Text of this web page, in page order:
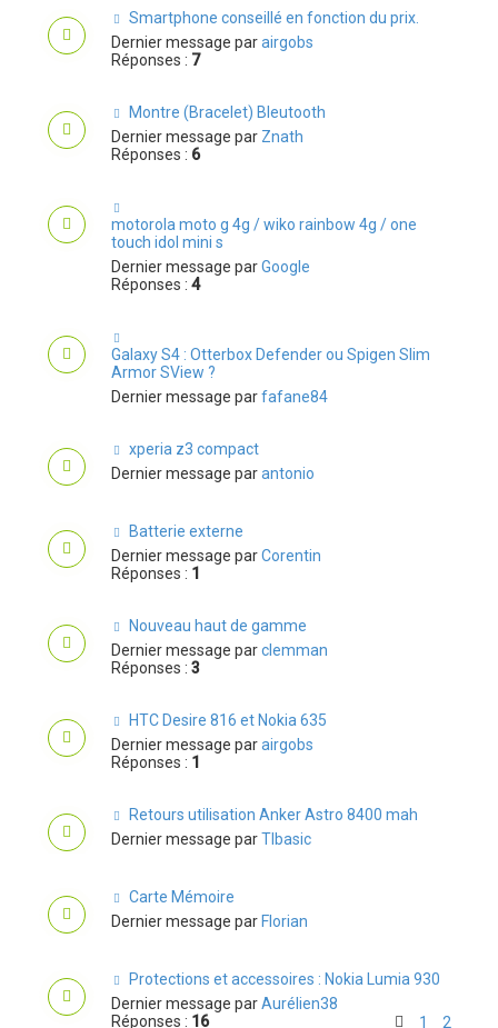
Smartphone conseillé en fonction du prix.
Dernier message parairgobs
Réponses : 7
Montre (Bracelet) Bleutooth
Dernier message par Znath
Réponses : 6
motorola moto g 4g / wiko rainbow 4g / one
touch idol mini s
Dernier message parGoogle
Réponses : 4
Galaxy S4 : Otterbox Defender ou Spigen Slim
Armor SView ?
Dernier message parfafane84
xperia z3 compact
Dernier message parantonio
Batterie externe
Dernier message parCorentin
Réponses : 1
Nouveau haut de gamme
Dernier message parclemman
Réponses : 3
HTC Desire 816 et Nokia 635
Dernier message parairgobs
Réponses : 1
Retours utilisation Anker Astro 8400 mah
Dernier message parTIbasic
Carte Mémoire
Dernier message par Florian
Protections et accessoires : Nokia Lumia 930
Dernier message parAurélien38
Réponses : 16 1 2